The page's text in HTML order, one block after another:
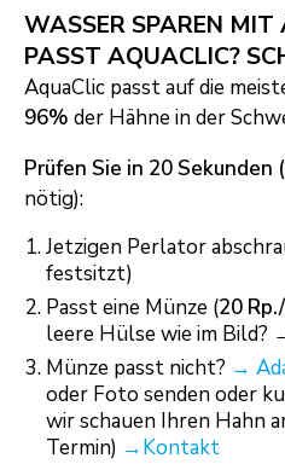
WASSER SPAREN MIT
PASST AQUACLIC?
AquaClic passt auf die
96% der Hähne in der
Prüfen Sie in 20 Sekunden (
nötig):
Jetzigen Perlator
festsitzt)
Passt eine Münze (20
leere Hülse wie im Bild?
Münze passt nicht? →
oder Foto senden oder
wir schauen Ihren Hahn
Termin) →Kontakt